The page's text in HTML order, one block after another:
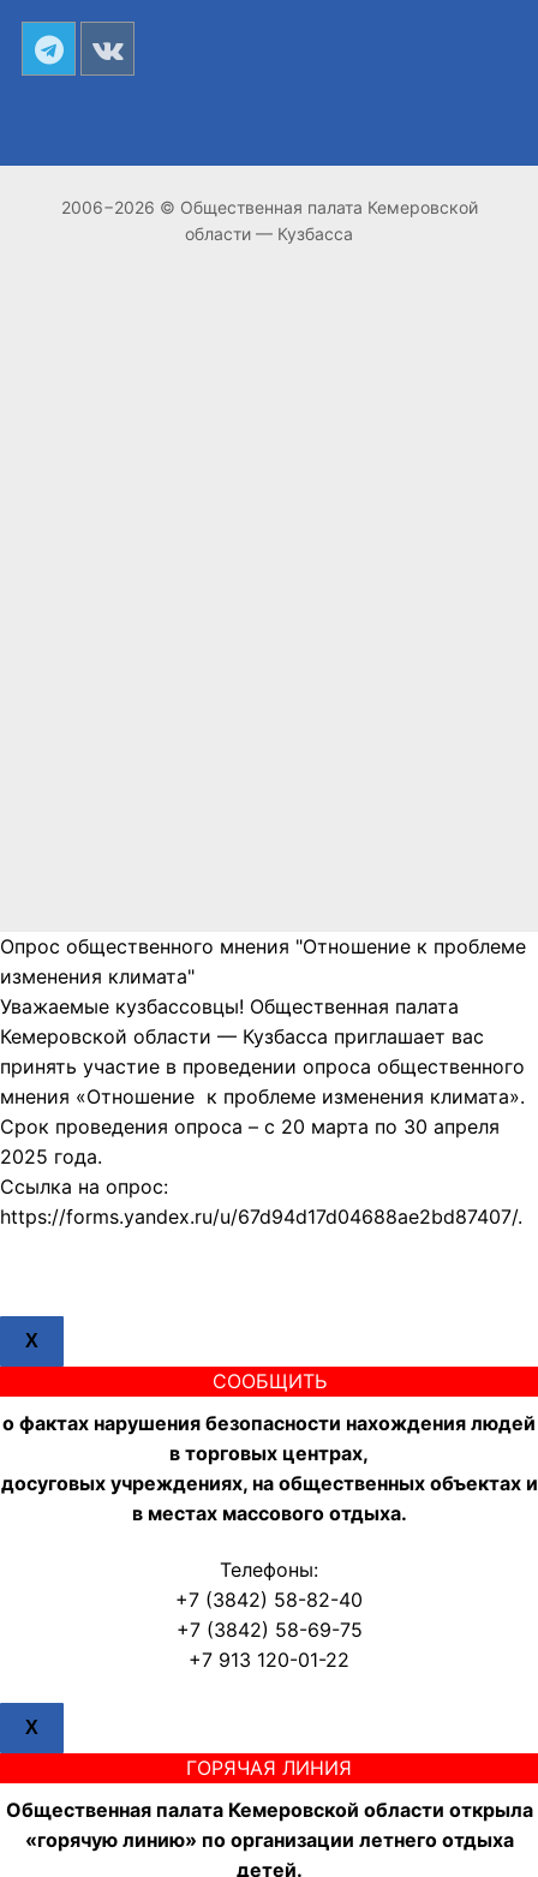
2006−2026 © Общественная палата Кемеровской
области — Кузбасса
Опрос общественного мнения "Отношение к проблеме
изменения климата"
Уважаемые кузбассовцы! Общественная палата
Кемеровской области — Кузбасса приглашает вас
принять участие в проведении опроса общественного
мнения «Отношение к проблеме изменения климата».
Срок проведения опроса – с 20 марта по 30 апреля
2025 года.
Ссылка на опрос:
https://forms.yandex.ru/u/67d94d17d04688ae2bd87407/.
X
СООБЩИТЬ
о фактах нарушения безопасности нахождения людей
в торговых центрах,
досуговых учреждениях, на общественных объектах и
в местах массового отдыха.
Телефоны:
+7 (3842) 58-82-40
+7 (3842) 58-69-75
+7 913 120-01-22
X
ГОРЯЧАЯ ЛИНИЯ
Общественная палата Кемеровской области открыла
«горячую линию» по организации летнего отдыха
детей.